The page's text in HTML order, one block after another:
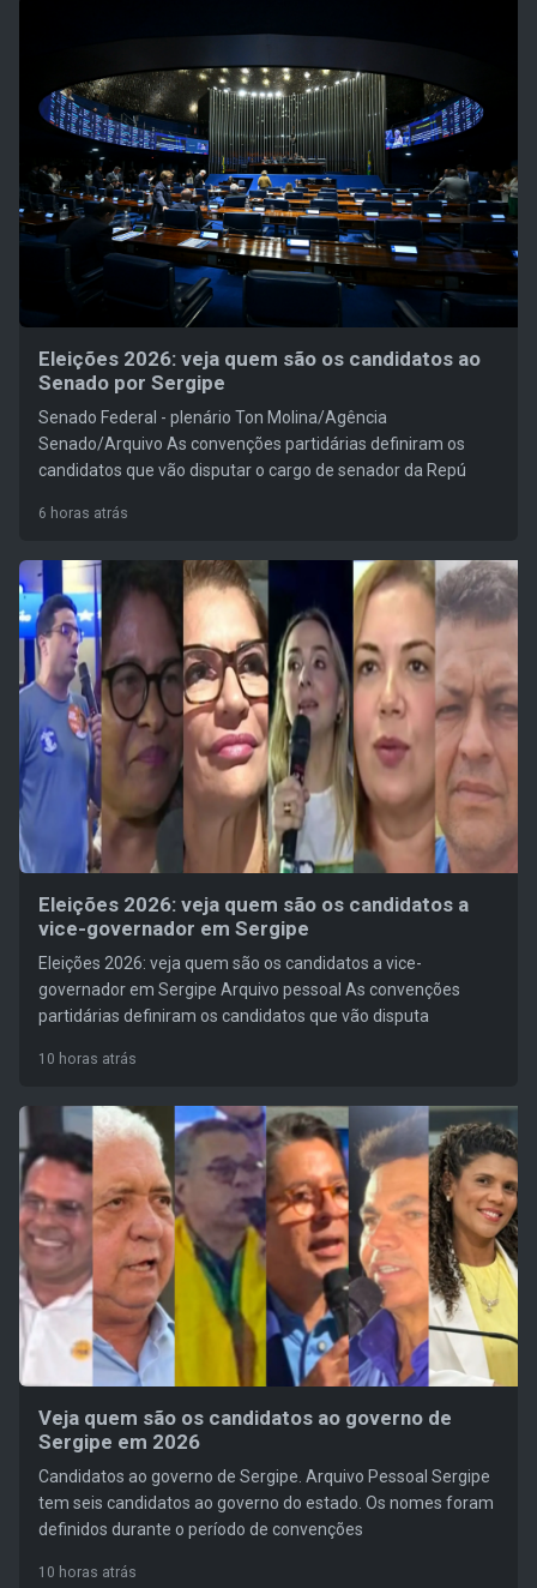
Eleições 2026: veja quem são os candidatos ao
Senado por Sergipe
Senado Federal - plenário Ton Molina/Agência
Senado/Arquivo As convenções partidárias definiram os
candidatos que vão disputar o cargo de senador da Repú
6 horas atrás
Eleições 2026: veja quem são os candidatos a
vice-governador em Sergipe
Eleições 2026: veja quem são os candidatos a vice-
governador em Sergipe Arquivo pessoal As convenções
partidárias definiram os candidatos que vão disputa
10 horas atrás
Veja quem são os candidatos ao governo de
Sergipe em 2026
Candidatos ao governo de Sergipe. Arquivo Pessoal Sergipe
tem seis candidatos ao governo do estado. Os nomes foram
definidos durante o período de convenções
10 horas atrás